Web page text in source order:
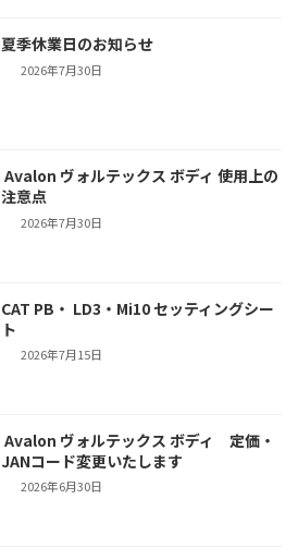
夏季休業日のお知らせ
2026年7月30日
Avalon ヴォルテックス ボディ 使用上の
注意点
2026年7月30日
CAT PB・ LD3・Mi10 セッティングシー
ト
2026年7月15日
Avalon ヴォルテックス ボディ 定価・
JANコード変更いたします
2026年6月30日